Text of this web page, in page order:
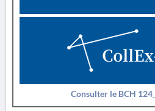
Consulter le BCH